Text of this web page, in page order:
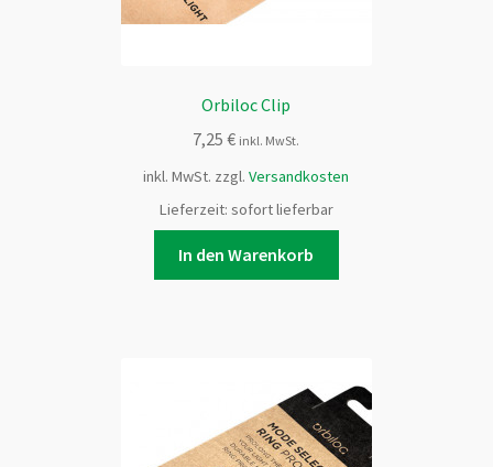
Orbiloc Clip
7,25€ inkl. MwSt.
inkl. MwSt. zzgl.Versandkosten
Lieferzeit: sofort lieferbar
In den Warenkorb